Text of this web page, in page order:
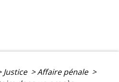
Justice >Affaire pénale >